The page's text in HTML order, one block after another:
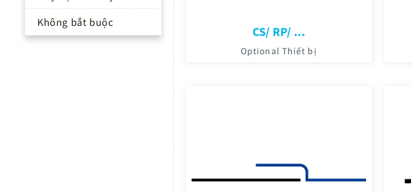
Không bắt buộc
CS/ RP/ ...
Optional Thiết bị